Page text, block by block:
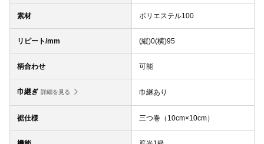
素材 ポリエステル100
リピート/mm (縦)0(横)95
柄合わせ 可能
巾継ぎ 詳細を見る 巾継あり
裾仕様 三つ巻（10cm×10cm）